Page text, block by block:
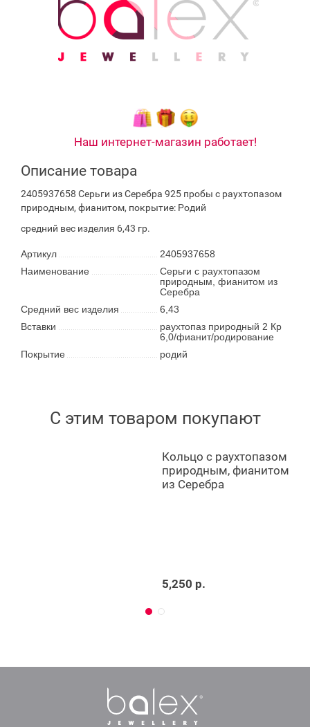
Наш интернет-магазин работает!
Описание товара
2405937658 Серьги из Серебра 925 пробы с раухтопазом
природным, фианитом, покрытие: Родий
средний вес изделия 6,43 гр.
Артикул
2405937658
Наименование
Серьги с раухтопазом
природным, фианитом из
Серебра
Средний вес изделия
6,43
Вставки
раухтопаз природный 2 Кр
6,0/фианит/родирование
Покрытие
родий
С этим товаром покупают
Кольцо с раухтопазом
природным, фианитом
из Серебра
5,250 р.